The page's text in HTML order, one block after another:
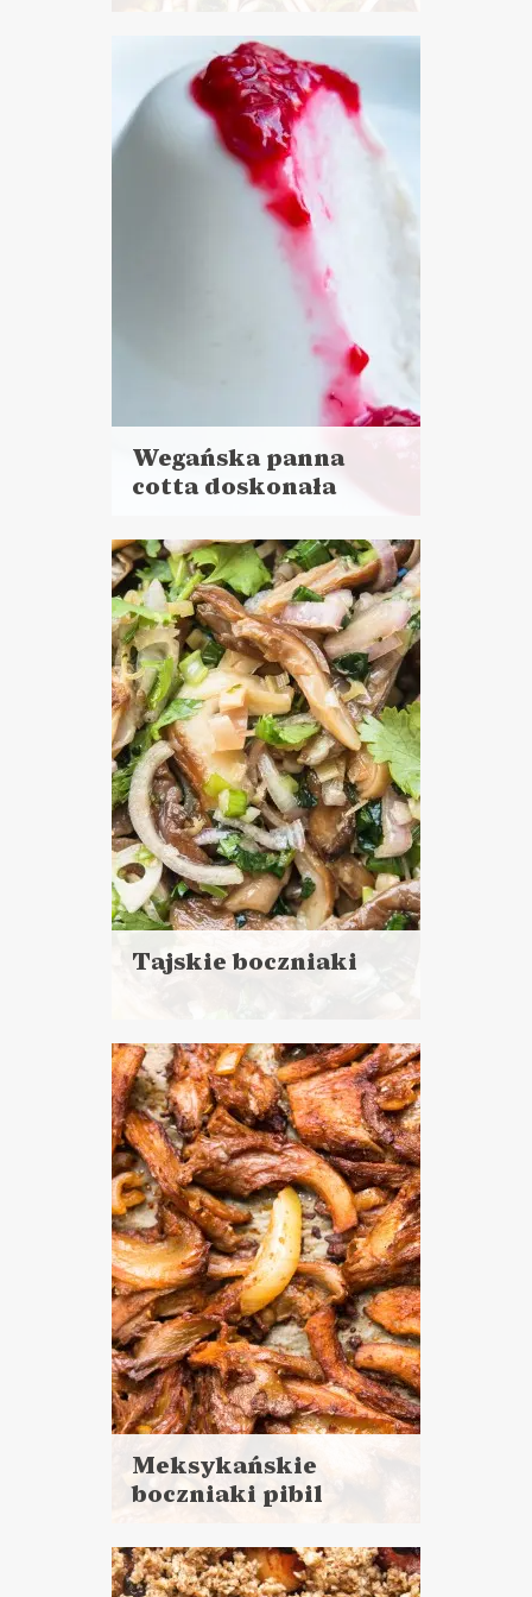
Czas przygotowania: 30 minut
+ 2 godziny czekania
DANIA GŁÓWNE
ZUPY
WALENTYNKI ?
Wegańska panna
cotta doskonała
więcej
Czas przygotowania: 10 minut
+ 2 godziny chłodzenia
CIASTA I DESERY
WALENTYNKI ?
Tajskie boczniaki
więcej
Czas przygotowania:
do 30 minut
DANIA GŁÓWNE
LUNCHE DO PRACY
PRZYSTAWKI
WALENTYNKI ?
Meksykańskie
boczniaki pibil
więcej
Czas przygotowania: 15 minut
+ 30 minut czekania